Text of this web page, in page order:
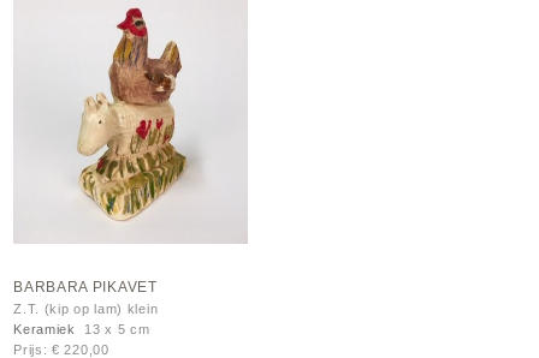
BARBARA PIKAVET
Z.T. (kip op lam) klein
Keramiek
13 x 5 cm
Prijs: € 220,00